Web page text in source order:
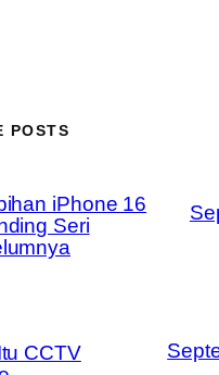
POSTS
iPhone 16
Seri
CCTV